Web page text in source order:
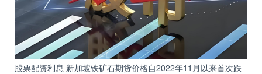
股票配资利息 新加坡铁矿石期货价格自2022年11月以来首次跌